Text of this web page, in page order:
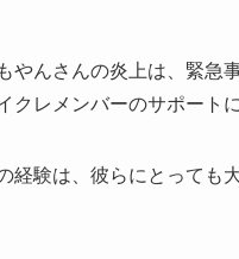
やんさんの炎上は、緊急
クレメンバーのサポート
経験は、彼らにとっても